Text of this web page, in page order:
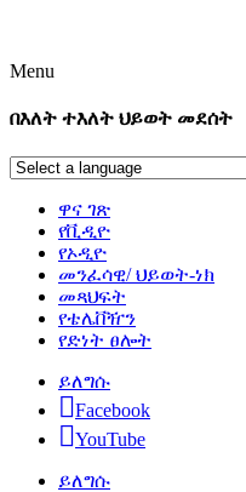
Menu
በእለት ተእለት ህይወት መደሰት
ዋና ገጽ
የቪዲዮ
የኦዲዮ
መንፈሳዊ/ ህይወት-ነክ
መጻህፍት
የቴሌቨዥን
የድነት ፀሎት
ይለግሱ
Facebook
YouTube
ይለግሱ